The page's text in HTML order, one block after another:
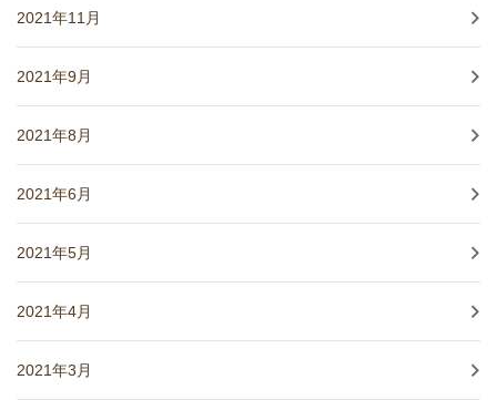
2021年11月
2021年9月
2021年8月
2021年6月
2021年5月
2021年4月
2021年3月